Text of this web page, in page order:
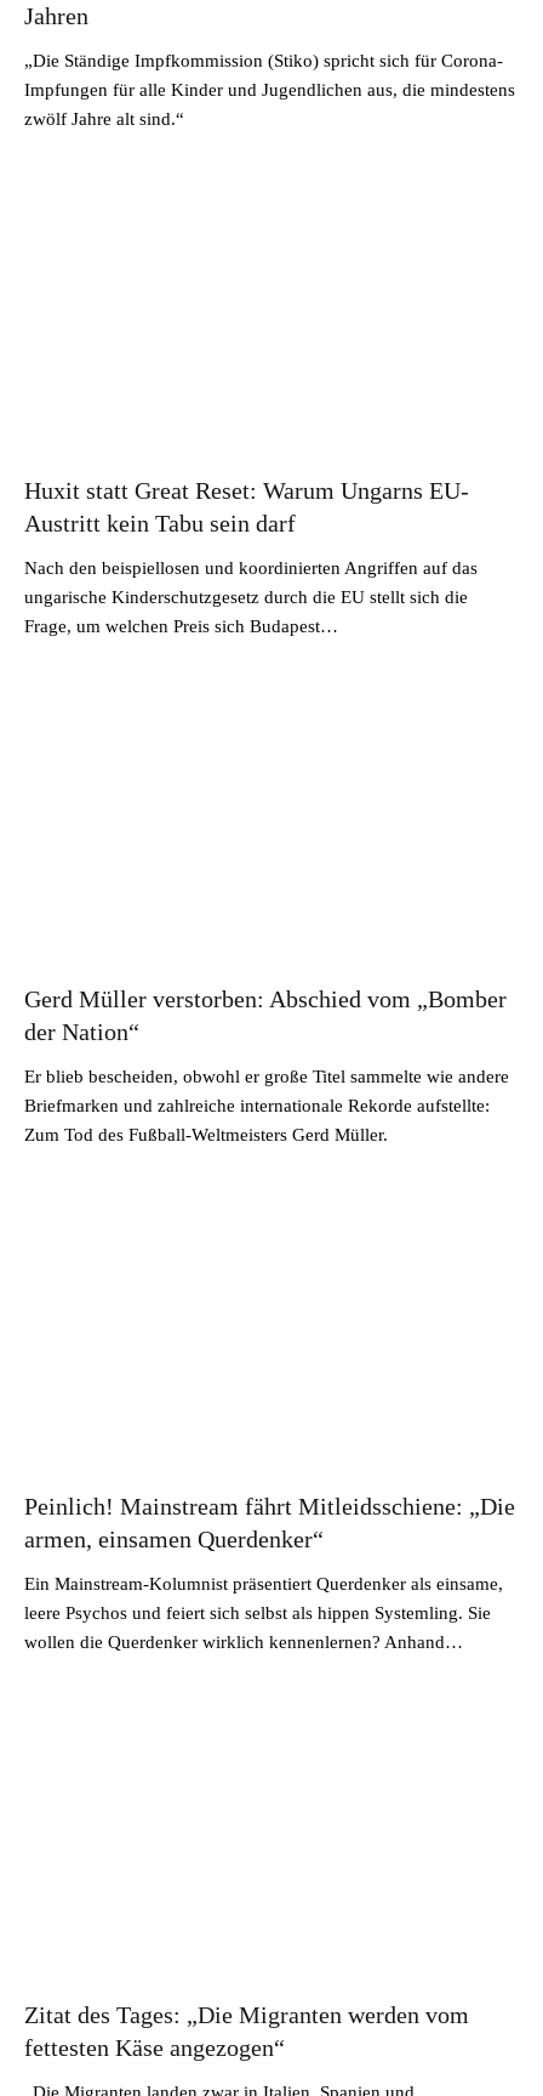
Jahren
„Die Ständige Impfkommission (Stiko) spricht sich für Corona-
Impfungen für alle Kinder und Jugendlichen aus, die mindestens
zwölf Jahre alt sind.“
Huxit statt Great Reset: Warum Ungarns EU-
Austritt kein Tabu sein darf
Nach den beispiellosen und koordinierten Angriffen auf das
ungarische Kinderschutzgesetz durch die EU stellt sich die
Frage, um welchen Preis sich Budapest…
Gerd Müller verstorben: Abschied vom „Bomber
der Nation“
Er blieb bescheiden, obwohl er große Titel sammelte wie andere
Briefmarken und zahlreiche internationale Rekorde aufstellte:
Zum Tod des Fußball-Weltmeisters Gerd Müller.
Peinlich! Mainstream fährt Mitleidsschiene: „Die
armen, einsamen Querdenker“
Ein Mainstream-Kolumnist präsentiert Querdenker als einsame,
leere Psychos und feiert sich selbst als hippen Systemling. Sie
wollen die Querdenker wirklich kennenlernen? Anhand…
Zitat des Tages: „Die Migranten werden vom
fettesten Käse angezogen“
„Die Migranten landen zwar in Italien, Spanien und